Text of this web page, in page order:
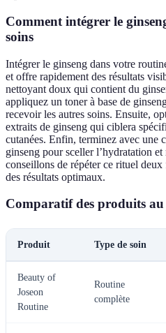
Comment intégrer le
soins
Intégrer le ginseng dans votre
et offre rapidement des résultats
nettoyant doux qui contient du
appliquez un toner à base de
recevoir les autres soins. Ensuite,
extraits de ginseng qui ciblera
cutanées. Enfin, terminez avec une
ginseng pour sceller l’hydratation
conseillons de répéter ce rituel
des résultats optimaux.
Comparatif des produits au
Produit Type de soin
Beauty of
Joseon
Routine
Routine
complète